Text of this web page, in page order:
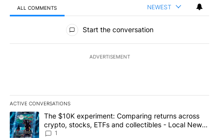
ALL COMMENTS NEWEST
All Comments
Start the conversation
ADVERTISEMENT
ACTIVE CONVERSATIONS
The following is a list of the most commented articles in the last
A trending article titled "The $10K experiment: Comparing
The $10K experiment: Comparing returns across
crypto, stocks, ETFs and collectibles - Local News
8
1